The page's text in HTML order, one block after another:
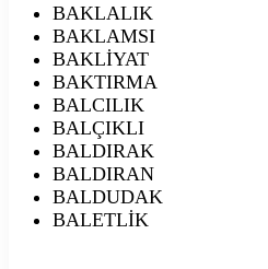
BAKLALIK
BAKLAMSI
BAKLİYAT
BAKTIRMA
BALCILIK
BALÇIKLI
BALDIRAK
BALDIRAN
BALDUDAK
BALETLİK